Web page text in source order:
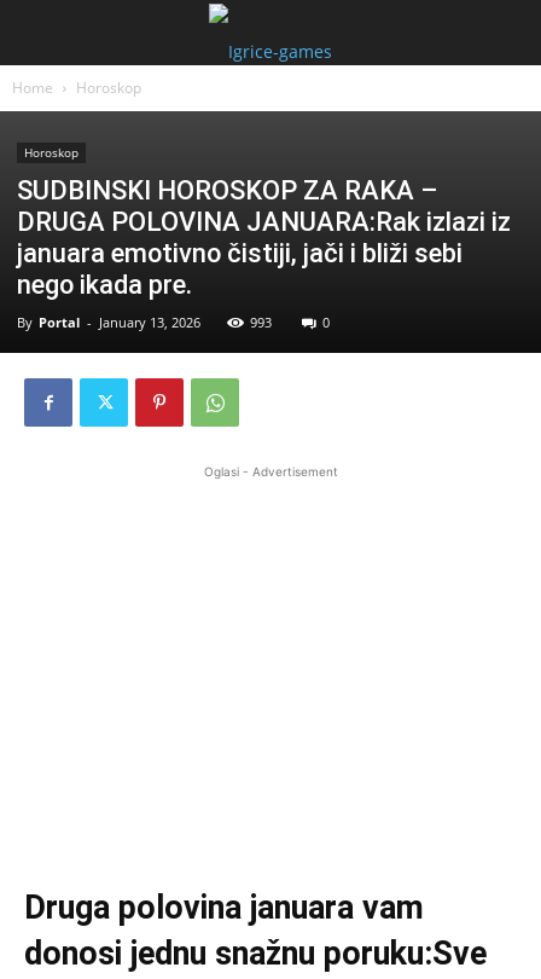
Home Horoskop
Horoskop
SUDBINSKI HOROSKOP ZA RAKA –
DRUGA POLOVINA JANUARA:Rak izlazi iz
januara emotivno čistiji, jači i bliži sebi
nego ikada pre.
By Portal - January 13, 2026 993 0
Oglasi - Advertisement
Druga polovina januara vam
donosi jednu snažnu poruku:Sve